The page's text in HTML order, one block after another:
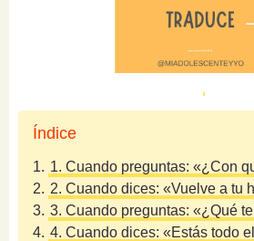
Índice
1. 1. Cuando preguntas: «¿Con
2. 2. Cuando dices: «Vuelve a tu
3. 3. Cuando preguntas: «¿Qué
4. 4. Cuando dices: «Estás todo